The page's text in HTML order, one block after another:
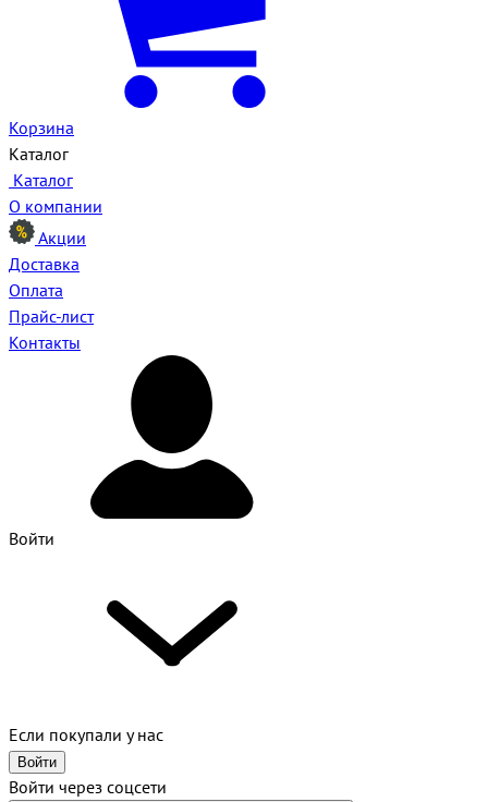
Корзина
Каталог
Каталог
О компании
Акции
Доставка
Оплата
Прайс-лист
Контакты
Войти
Если покупали у нас
Войти
Войти через соцсети